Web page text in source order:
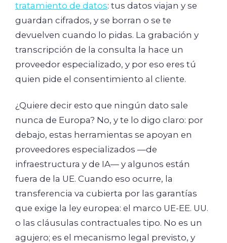
tratamiento de datos: tus datos viajan y se
guardan cifrados, y se borran o se te
devuelven cuando lo pidas. La grabación y
transcripción de la consulta la hace un
proveedor especializado, y por eso eres tú
quien pide el consentimiento al cliente.
¿Quiere decir esto que ningún dato sale
nunca de Europa? No, y te lo digo claro: por
debajo, estas herramientas se apoyan en
proveedores especializados —de
infraestructura y de IA— y algunos están
fuera de la UE. Cuando eso ocurre, la
transferencia va cubierta por las garantías
que exige la ley europea: el marco UE-EE. UU.
o las cláusulas contractuales tipo. No es un
agujero; es el mecanismo legal previsto, y